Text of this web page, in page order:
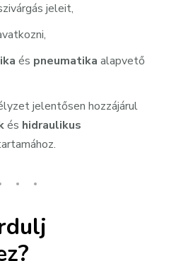
jeleit,
és pneumatika alapvető
jelentősen hozzájárul
és hidraulikus